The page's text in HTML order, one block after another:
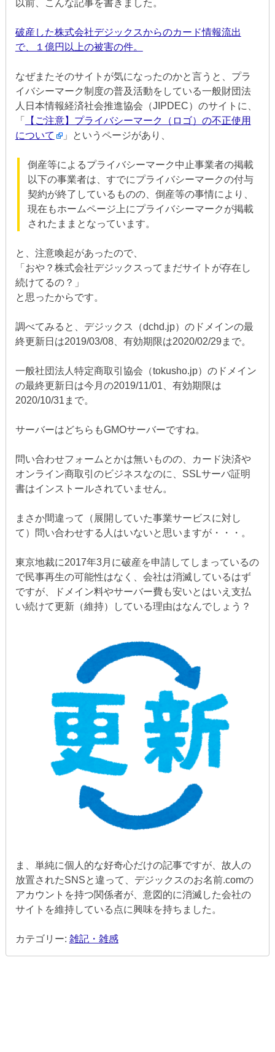
以前、こんな記事を書きました。
破産した株式会社デジックスからのカード情報流出
で、１億円以上の被害の件。
なぜまたそのサイトが気になったのかと言うと、プラ
イバシーマーク制度の普及活動をしている一般財団法
人日本情報経済社会推進協会（JIPDEC）のサイトに、
「
【ご注意】プライバシーマーク（ロゴ）の不正使用
について
」というページがあり、
倒産等によるプライバシーマーク中止事業者の掲載
以下の事業者は、すでにプライバシーマークの付与
契約が終了しているものの、倒産等の事情により、
現在もホームページ上にプライバシーマークが掲載
されたままとなっています。
と、注意喚起があったので、
「おや？株式会社デジックスってまだサイトが存在し
続けてるの？」
と思ったからです。
調べてみると、デジックス（dchd.jp）のドメインの最
終更新日は2019/03/08、有効期限は2020/02/29まで。
一般社団法人特定商取引協会（tokusho.jp）のドメイン
の最終更新日は今月の2019/11/01、有効期限は
2020/10/31まで。
サーバーはどちらもGMOサーバーですね。
問い合わせフォームとかは無いものの、カード決済や
オンライン商取引のビジネスなのに、SSLサーバ証明
書はインストールされていません。
まさか間違って（展開していた事業サービスに対し
て）問い合わせする人はいないと思いますが・・・。
東京地裁に2017年3月に破産を申請してしまっているの
で民事再生の可能性はなく、会社は消滅しているはず
ですが、ドメイン料やサーバー費も安いとはいえ支払
い続けて更新（維持）している理由はなんでしょう？
ま、単純に個人的な好奇心だけの記事ですが、故人の
放置されたSNSと違って、デジックスのお名前.comの
アカウントを持つ関係者が、意図的に消滅した会社の
サイトを維持している点に興味を持ちました。
カテゴリー: 雑記・雑感